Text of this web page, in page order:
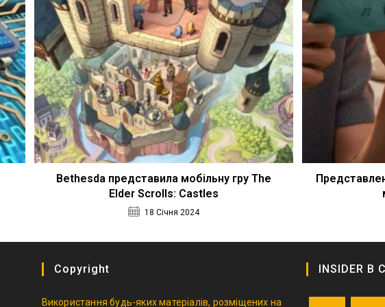
Bethesda представила мобільну гру The
Elder Scrolls: Castles
18 Січня 2024
Copyright
Використання будь-яких матеріалів, розміщених на
INSIDER В